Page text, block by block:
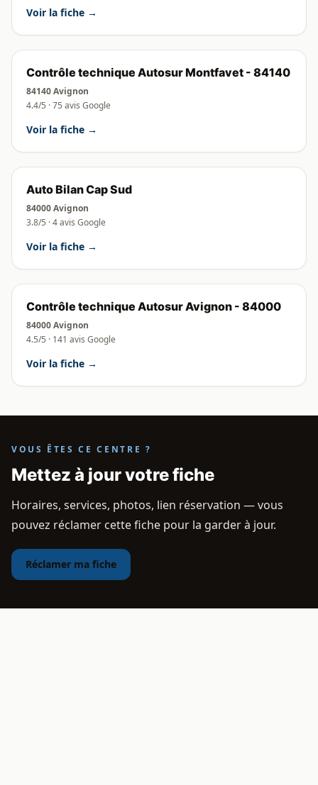
Voir la fiche →
Contrôle technique Autosur Montfavet - 84140
84140 Avignon
4.4/5 · 75 avis Google
Voir la fiche →
Auto Bilan Cap Sud
84000 Avignon
3.8/5 · 4 avis Google
Voir la fiche →
Contrôle technique Autosur Avignon - 84000
84000 Avignon
4.5/5 · 141 avis Google
Voir la fiche →
VOUS ÊTES CE CENTRE ?
Mettez à jour votre fiche
Horaires, services, photos, lien réservation — vous
pouvez réclamer cette fiche pour la garder à jour.
Réclamer ma fiche